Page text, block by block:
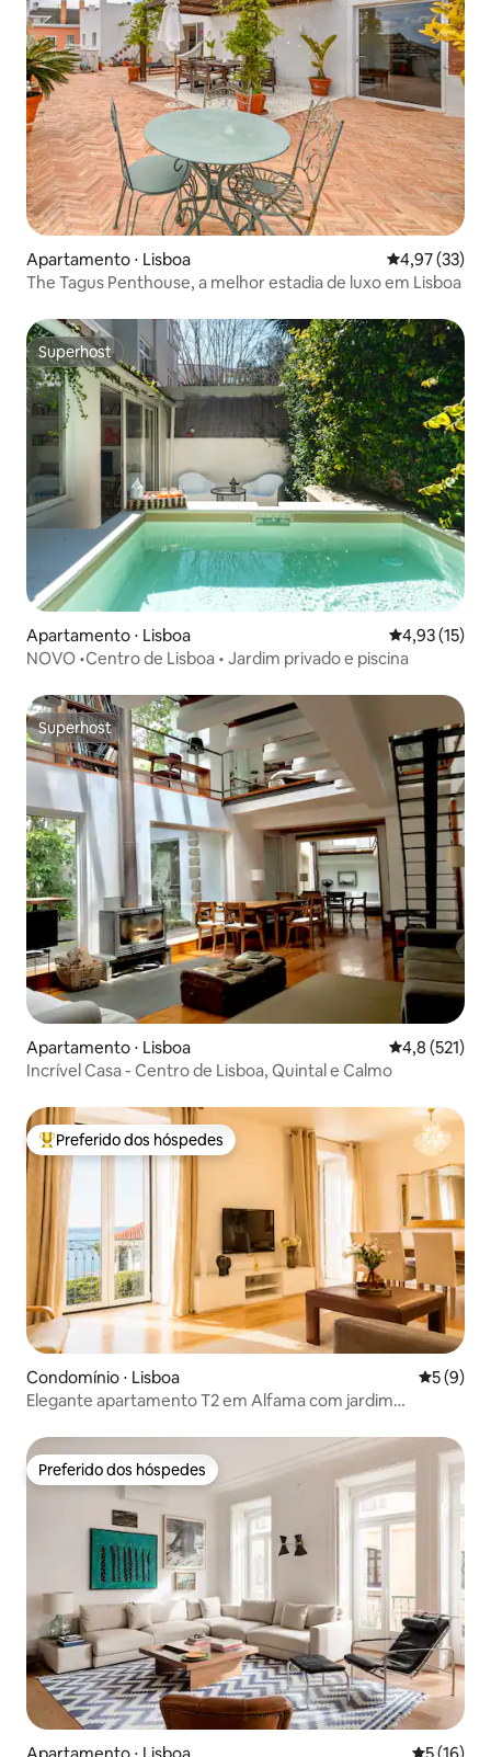
Apartamento ⋅ Lisboa 4,97 de uma
4,97 (33)
The Tagus Penthouse, a melhor estadia de luxo em Lisboa
Superhost
Superhost
Apartamento ⋅ Lisboa 4,93 de uma
4,93 (15)
NOVO •Centro de Lisboa • Jardim privado e piscina
Superhost
Superhost
Apartamento ⋅ Lisboa 4,8 de uma
4,8 (521)
Incrível Casa - Centro de Lisboa, Quintal e Calmo
Entre os melhores preferidos dos hóspedes
Preferido dos hóspedes
Condomínio ⋅ Lisboa 5 de
5 (9)
Elegante apartamento T2 em Alfama com jardim
Preferido dos hóspedes
Preferido dos hóspedes
Apartamento ⋅ Lisboa 5 de uma
5 (16)